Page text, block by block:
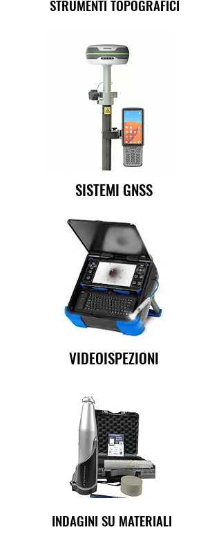
STRUMENTI TOPOGRAFICI
SISTEMI GNSS
VIDEOISPEZIONI
INDAGINI SU MATERIALI